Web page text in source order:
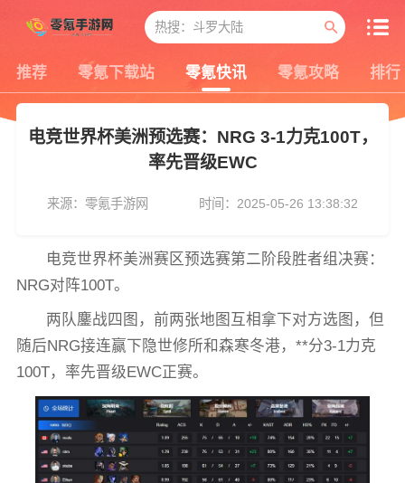
推荐 零氪下载站 零氪快讯 零氪攻略 排行
电竞世界杯美洲预选赛：NRG 3-1力克100T，
率先晋级EWC
来源：零氪手游网 时间：2025-05-26 13:38:32
电竞世界杯美洲赛区预选赛第二阶段胜者组决赛：
NRG对阵100T。
两队鏖战四图，前两张地图互相拿下对方选图，但
随后NRG接连赢下隐世修所和森寒冬港，**分3-1力克
100T，率先晋级EWC正赛。